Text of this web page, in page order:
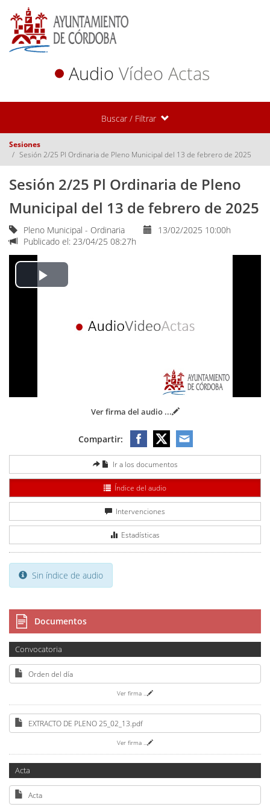
Audio Vídeo Actas
Buscar / Filtrar
Sesiones
Sesión 2/25 Pl Ordinaria de Pleno Municipal del 13 de febrero de 2025
Sesión 2/25 Pl Ordinaria de Pleno
Municipal del 13 de febrero de 2025
Pleno Municipal - Ordinaria
13/02/2025 10:00h
Publicado el: 23/04/25 08:27h
Play
Ver firma del audio ...
Compartir:
Ir a los documentos
Índice del audio
Intervenciones
Estadísticas
Sin índice de audio
Documentos
Convocatoria
Orden del día
Ver firma ...
EXTRACTO DE PLENO 25_02_13.pdf
Ver firma ...
Acta
Acta